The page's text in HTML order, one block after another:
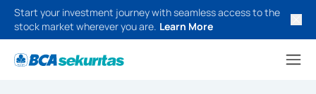
Start your investment journey with seamless access to the
stock market wherever you are. Learn More